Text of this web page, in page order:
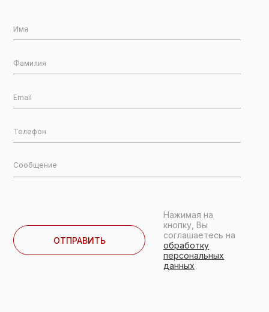
Нажимая на
кнопку, Вы
соглашаетесь на
обработку
персональных
данных